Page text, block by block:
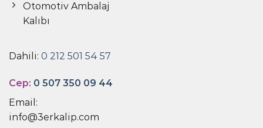
Otomotiv Ambalaj
Kalıbı
Dahili: 0 212 501 54 57
Cep: 0 507 350 09 44
Email:
info@3erkalip.com